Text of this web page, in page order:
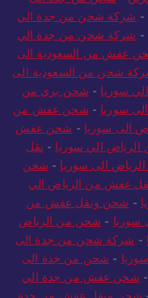
- شركة شحن من جدة الي
- شركة شحن من جدة الي
عفش من السعودية الى
شحن من السعودية الى
سوريا - شحن بري من
سوريا - شحن عفش من
الى سوريا - شحن عفش
الي سوريا - نقل
الى سوريا - شحن
عفش من الرياض الي
- شحن ونقل عفش من
- شحن من الرياض
- شركة شحن من جدة الى
- شحن من جدة الى
- شحن عفش من جدة الي